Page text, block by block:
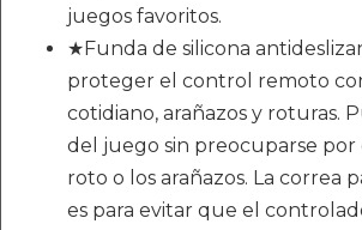
juegos favoritos.
★Funda de silicona
proteger el control remoto
cotidiano, arañazos y roturas.
del juego sin preocuparse
roto o los arañazos. La correa
es para evitar que el